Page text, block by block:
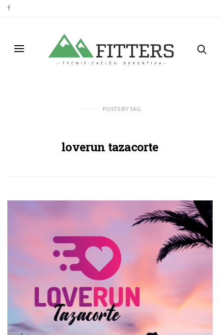
POSTS BYTAG
loverun tazacorte